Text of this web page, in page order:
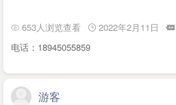
653人浏览查看 2022年2月11日
电话：18945055859
游客